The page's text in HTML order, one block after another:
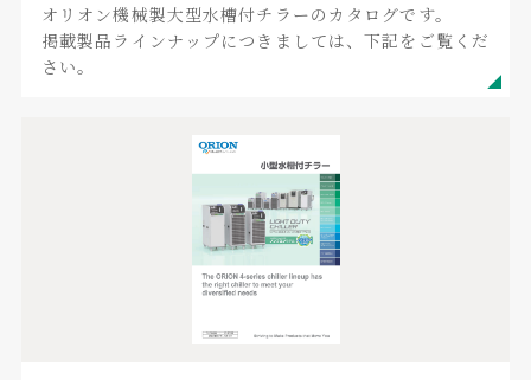
オリオン機械製大型水槽付チラーのカタログです。
掲載製品ラインナップにつきましては、下記をご覧くだ
さい。